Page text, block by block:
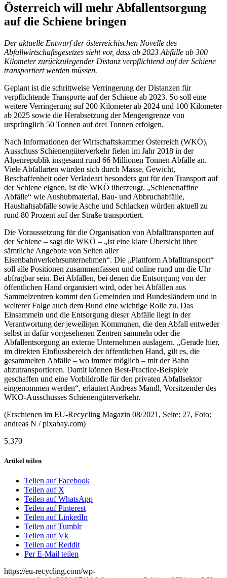
Österreich will mehr Abfallentsorgung
auf die Schiene bringen
Der aktuelle Entwurf der österreichischen Novelle des
Abfallwirtschaftsgesetzes sieht vor, dass ab 2023 Abfälle ab 300
Kilometer zurückzulegender Distanz verpflichtend auf der Schiene
transportiert werden müssen.
Geplant ist die schrittweise Verringerung der Distanzen für
verpflichtende Transporte auf der Schiene ab 2023. So soll eine
weitere Verringerung auf 200 Kilometer ab 2024 und 100 Kilometer
ab 2025 sowie die Herabsetzung der Mengengrenze von
ursprünglich 50 Tonnen auf drei Tonnen erfolgen.
Nach Informationen der Wirtschaftskammer Österreich (WKÖ),
Ausschuss Schienengüterverkehr fielen im Jahr 2018 in der
Alpenrepublik insgesamt rund 66 Millionen Tonnen Abfälle an.
Viele Abfallarten würden sich durch Masse, Gewicht,
Beschaffenheit oder Verladeart besonders gut für den Transport auf
der Schiene eignen, ist die WKÖ überzeugt. „Schienenaffine
Abfälle“ wie Aushubmaterial, Bau- und Abbruchabfälle,
Haushaltsabfälle sowie Asche und Schlacken würden aktuell zu
rund 80 Prozent auf der Straße transportiert.
Die Voraussetzung für die Organisation von Abfalltransporten auf
der Schiene – sagt die WKÖ – „ist eine klare Übersicht über
sämtliche Angebote von Seiten aller
Eisenbahnverkehrsunternehmen“. Die „Plattform Abfalltransport“
soll alle Positionen zusammenfassen und online rund um die Uhr
abfragbar sein. Bei Abfällen, bei denen die Entsorgung von der
öffentlichen Hand organisiert wird, oder bei Abfällen aus
Sammelzentren kommt den Gemeinden und Bundesländern und in
weiterer Folge auch dem Bund eine wichtige Rolle zu. Das
Einsammeln und die Entsorgung dieser Abfälle liegt in der
Verantwortung der jeweiligen Kommunen, die den Abfall entweder
selbst in dafür vorgesehenen Zentren sammeln oder die
Abfallentsorgung an externe Unternehmen auslagern. „Gerade hier,
im direkten Einflussbereich der öffentlichen Hand, gilt es, die
gesammelten Abfälle – wo immer möglich – mit der Bahn
abzutransportieren. Damit können Best-Practice-Beispiele
geschaffen und eine Vorbildrolle für den privaten Abfallsektor
eingenommen werden“, erläutert Andreas Mandl, Vorsitzender des
WKO-Ausschusses Schienengüterverkehr.
(Erschienen im EU-Recycling Magazin 08/2021, Seite: 27, Foto:
andreas N / pixabay.com)
5.370
Artikel teilen
Teilen auf Facebook
Teilen auf X
Teilen auf WhatsApp
Teilen auf Pinterest
Teilen auf LinkedIn
Teilen auf Tumblr
Teilen auf Vk
Teilen auf Reddit
Per E-Mail teilen
https://eu-recycling.com/wp-